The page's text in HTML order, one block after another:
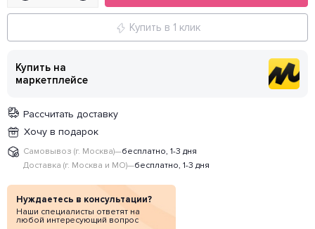
Купить в 1 клик
Купить на
маркетплейсе
Рассчитать доставку
Хочу в подарок
Самовывоз (г. Москва)—бесплатно, 1-3 дня
Доставка (г. Москва и МО)—бесплатно, 1-3 дня
Нуждаетесь в консультации?
Наши специалисты ответят на
любой интересующий вопрос